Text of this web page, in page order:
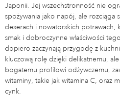
Japonii. Jej wszechstronność nie
spożywania jako napój, ale rozciąga
deserach i nowatorskich potrawach,
smak i dobroczynne właściwości
dopiero zaczynają przygodę z
kluczową rolę dzięki delikatnemu,
bogatemu profilowi odżywczemu,
witaminy, takie jak witamina C, oraz
cynk.